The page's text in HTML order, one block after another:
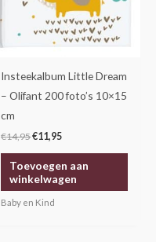
Insteekalbum Little Dream
– Olifant 200 foto’s 10×15
cm
€14,95€11,95
Toevoegen aan
winkelwagen
Baby en Kind